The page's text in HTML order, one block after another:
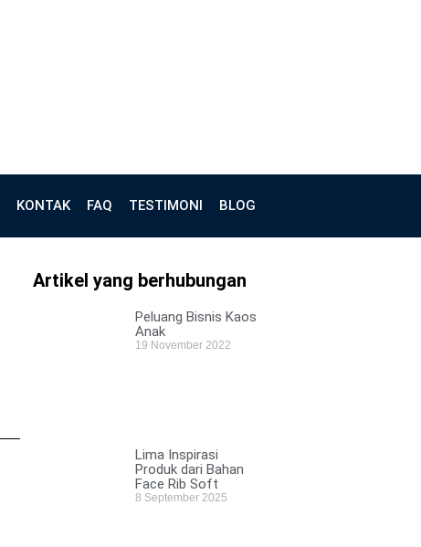
KONTAK FAQ TESTIMONI BLOG
Artikel yang berhubungan
Peluang Bisnis Kaos
Anak
19 November 2022
Lima Inspirasi
Produk dari Bahan
Face Rib Soft
8 September 2025